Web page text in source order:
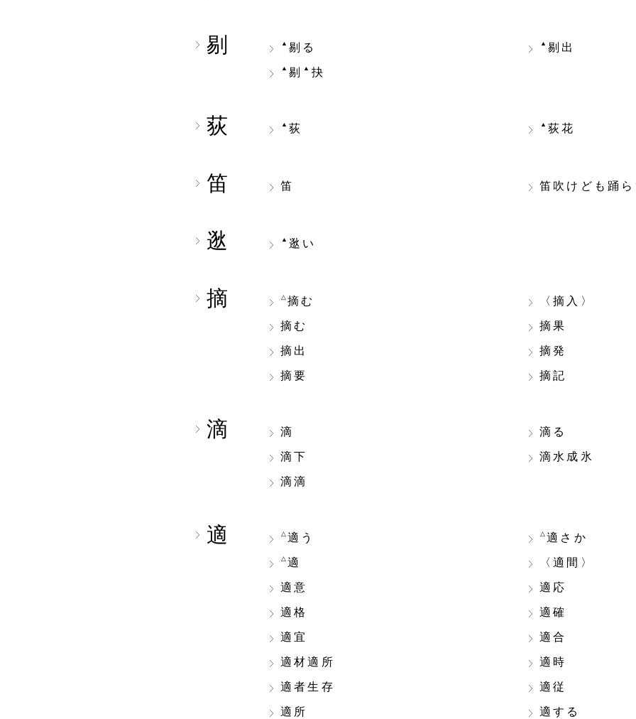
剔 ▲ 剔る ▲ 剔出
▲ 剔 ▲抉
荻 ▲荻 ▲荻花
笛 笛 笛吹けども踊
逖 ▲逖い
摘 △摘む
〈摘入〉
摘む
摘果
摘出
摘発
摘要
摘記
滴 滴
滴る
滴下
滴水成氷
滴滴
適 △適う △適さか
△適
〈適間〉
適意
適応
適格
適確
適宜
適合
適材適所
適時
適者生存
適従
適所
適する